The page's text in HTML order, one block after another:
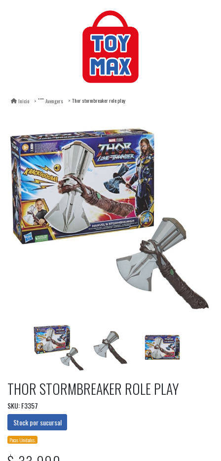
Inicio Avengers Thor stormbreaker role play
THOR STORMBREAKER ROLE PLAY
SKU: F3357
Stock por sucursal
Pocas Unidades.